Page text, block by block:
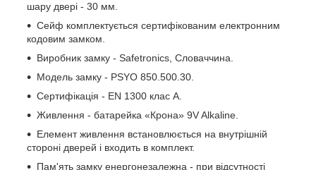
шару двері - 30 мм.
Сейф комплектується сертифікованим електронним
кодовим замком.
Виробник замку - Safetronics, Словаччина.
Модель замку - PSYO 850.500.30.
Сертифікація - EN 1300 клас A.
Живлення - батарейка «Крона» 9V Alkaline.
Елемент живлення встановлюється на внутрішній
стороні дверей і входить в комплект.
Пам'ять замку енергонезалежна - при відсутності